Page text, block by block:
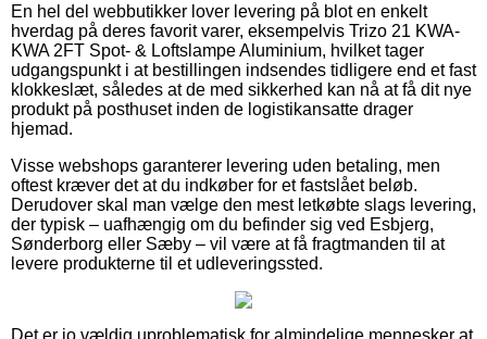
En hel del webbutikker lover levering på blot en enkelt
hverdag på deres favorit varer, eksempelvis Trizo 21 KWA-
KWA 2FT Spot- & Loftslampe Aluminium, hvilket tager
udgangspunkt i at bestillingen indsendes tidligere end et fast
klokkeslæt, således at de med sikkerhed kan nå at få dit nye
produkt på posthuset inden de logistikansatte drager
hjemad.
Visse webshops garanterer levering uden betaling, men
oftest kræver det at du indkøber for et fastslået beløb.
Derudover skal man vælge den mest letkøbte slags levering,
der typisk – uafhængig om du befinder sig ved Esbjerg,
Sønderborg eller Sæby – vil være at få fragtmanden til at
levere produkterne til et udleveringssted.
Det er jo vældig uproblematisk for almindelige mennesker at